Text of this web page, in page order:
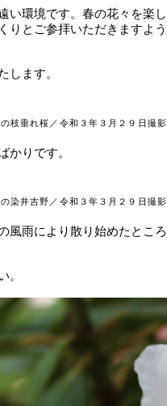
い環境です。春の花々を楽し
りとご参拝いただきますよう
します。
の枝垂れ桜／令和３年３月２９日撮
かりです。
の染井吉野／令和３年３月２９日撮
風雨により散り始めたところ
。